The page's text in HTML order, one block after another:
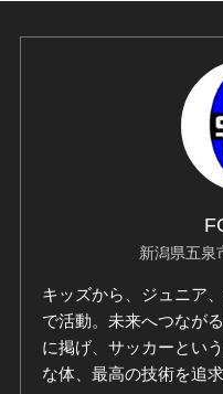
新潟県五泉
キッズから、ジュニア
で活動。未来へつなが
に掲げ、サッカーとい
な体、最高の技術を追